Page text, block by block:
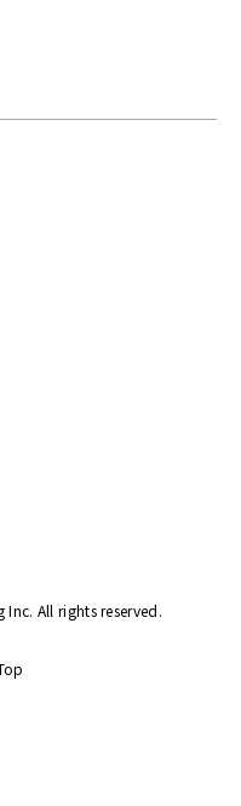
All rights reserved.